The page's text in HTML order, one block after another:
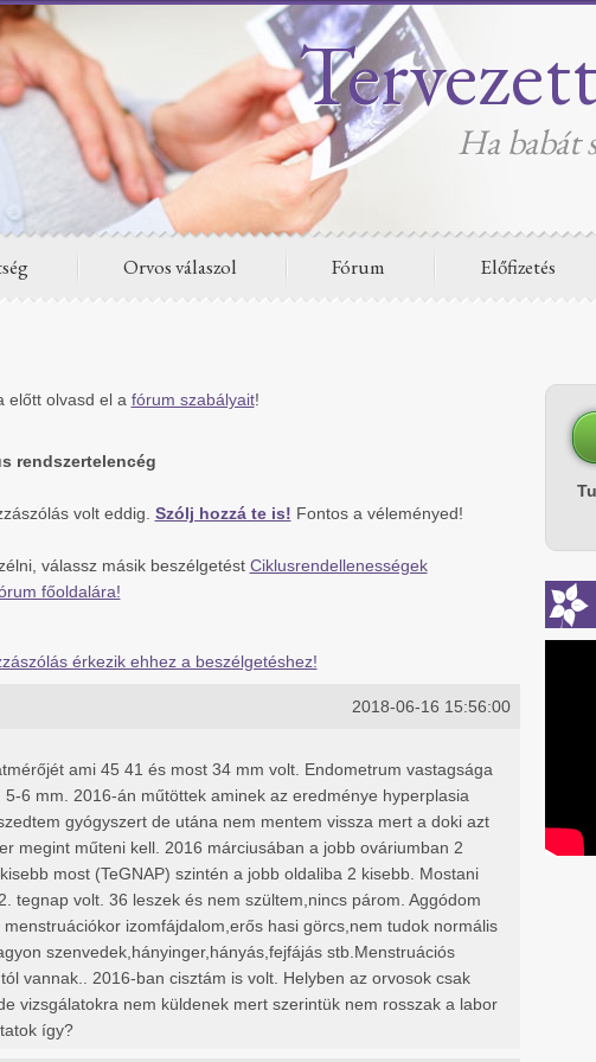
Ha babát
Orvos válaszol Fórum Előfizetés
előtt olvasd el a fórum szabályait!
rendszertelencég
volt eddig. Szólj hozzá te is! Fontos a véleményed!
válassz másik beszélgetést Ciklusrendellenességek
főoldalára!
érkezik ehhez a beszélgetéshez!
2018-06-16 15:56:00
ami 45 41 és most 34 mm volt. Endometrum vastagsága
6 mm. 2016-án műtöttek aminek az eredménye hyperplasia
gyógyszert de utána nem mentem vissza mert a doki azt
megint műteni kell. 2016 márciusában a jobb ováriumban 2
most (TeGNAP) szintén a jobb oldaliba 2 kisebb. Mostani
tegnap volt. 36 leszek és nem szültem,nincs párom. Aggódom
izomfájdalom,erős hasi görcs,nem tudok normális
szenvedek,hányinger,hányás,fejfájás stb.Menstruációs
vannak.. 2016-ban cisztám is volt. Helyben az orvosok csak
vizsgálatokra nem küldenek mert szerintük nem rosszak a labor
így?